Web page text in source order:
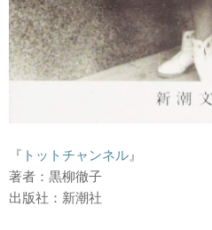
『 トットチャンネル 』
著者：黒柳徹子
出版社：新潮社